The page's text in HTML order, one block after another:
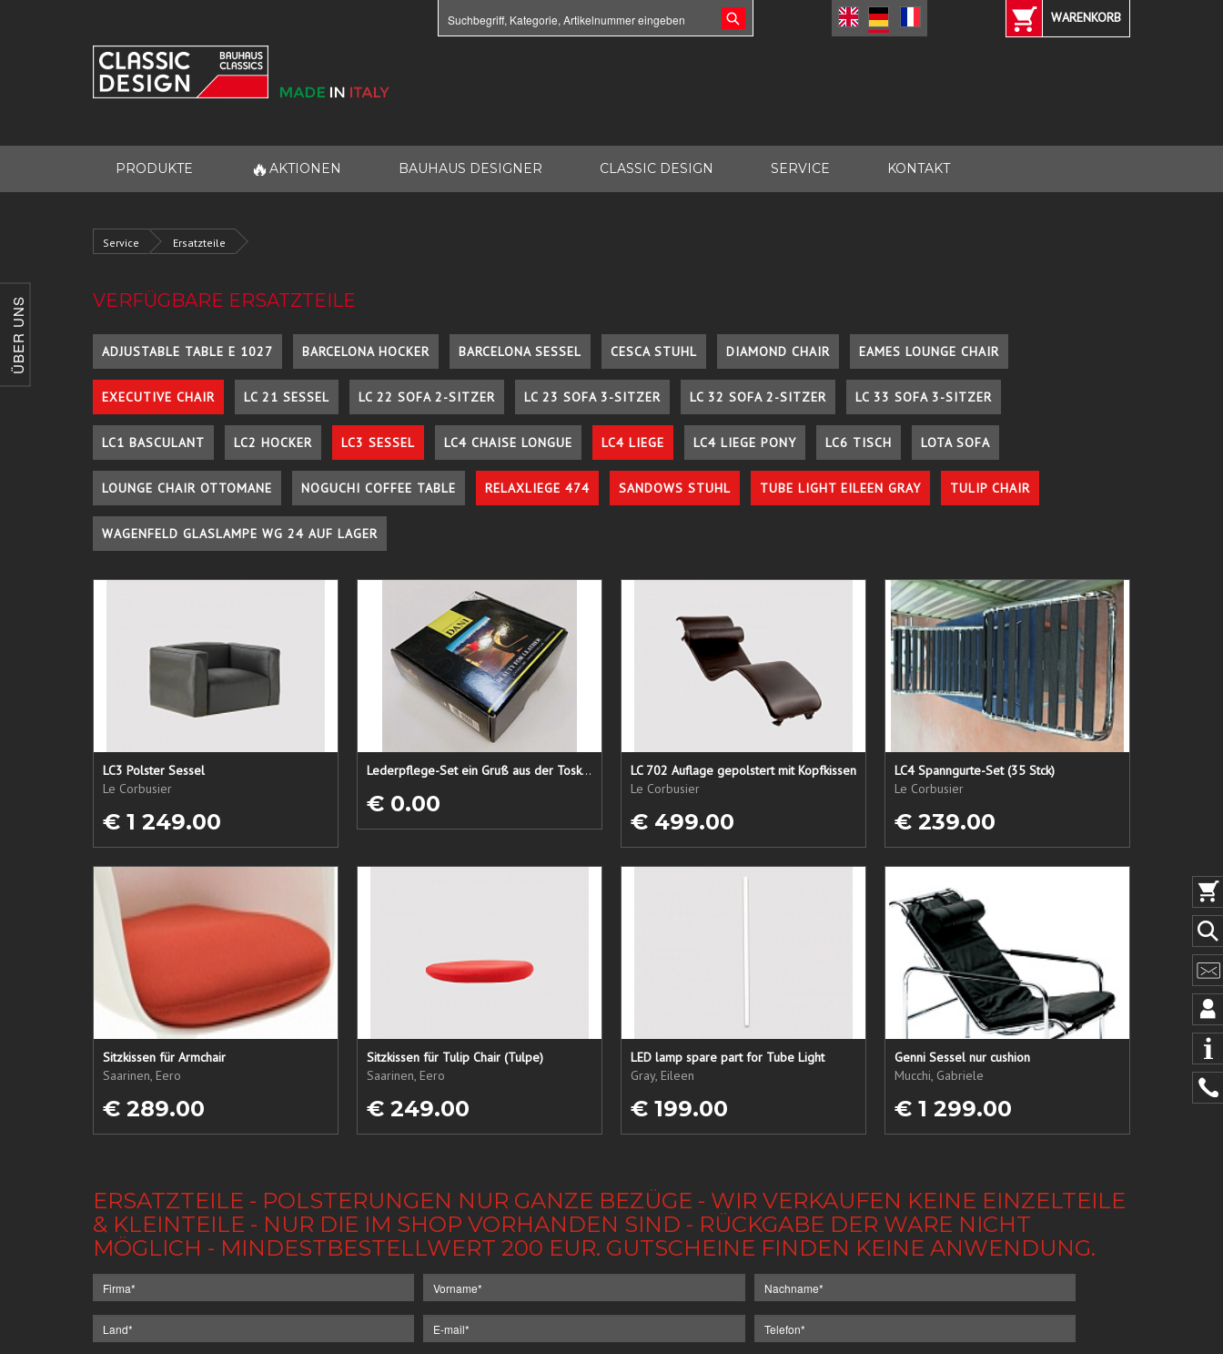
ÜBER UNS
WARENKORB
PRODUKTE 🔥 AKTIONEN BAUHAUS DESIGNER CLASSIC DESIGN SERVICE KONTAKT
Service Ersatzteile
VERFÜGBARE ERSATZTEILE
ADJUSTABLE TABLE E 1027 BARCELONA HOCKER BARCELONA SESSEL CESCA STUHL DIAMOND CHAIR EAMES LOUNGE CHAIR
EXECUTIVE CHAIR LC 21 SESSEL LC 22 SOFA 2-SITZER LC 23 SOFA 3-SITZER LC 32 SOFA 2-SITZER LC 33 SOFA 3-SITZER
LC1 BASCULANT LC2 HOCKER LC3 SESSEL LC4 CHAISE LONGUE LC4 LIEGE LC4 LIEGE PONY LC6 TISCH LOTA SOFA
LOUNGE CHAIR OTTOMANE NOGUCHI COFFEE TABLE RELAXLIEGE 474 SANDOWS STUHL TUBE LIGHT EILEEN GRAY TULIP CHAIR
WAGENFELD GLASLAMPE WG 24 AUF LAGER
LC3 Polster Sessel
Le Corbusier
€ 1 249.00
Lederpflege-Set ein Gruß aus der Toskana...
€ 0.00
LC 702 Auflage gepolstert mit Kopfkissen
Le Corbusier
€ 499.00
LC4 Spanngurte-Set (35 Stck)
Le Corbusier
€ 239.00
Sitzkissen für Armchair
Saarinen, Eero
€ 289.00
Sitzkissen für Tulip Chair (Tulpe)
Saarinen, Eero
€ 249.00
LED lamp spare part for Tube Light
Gray, Eileen
€ 199.00
Genni Sessel nur cushion
Mucchi, Gabriele
€ 1 299.00
ERSATZTEILE - POLSTERUNGEN NUR GANZE BEZÜGE - WIR VERKAUFEN KEINE EINZELTEILE
& KLEINTEILE - NUR DIE IM SHOP VORHANDEN SIND - RÜCKGABE DER WARE NICHT
MÖGLICH - MINDESTBESTELLWERT 200 EUR. GUTSCHEINE FINDEN KEINE ANWENDUNG.